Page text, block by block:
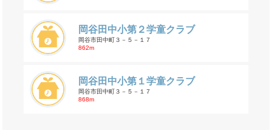
岡谷田中小第２学童クラブ
岡谷市田中町３－５－１７
862m
岡谷田中小第１学童クラブ
岡谷市田中町３－５－１７
868m